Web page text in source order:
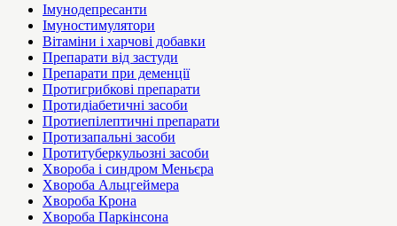
Імунодепресанти
Імуностимулятори
Вітаміни і харчові добавки
Препарати від застуди
Препарати при деменції
Протигрибкові препарати
Протидіабетичні засоби
Протиепілептичні препарати
Протизапальні засоби
Протитуберкульозні засоби
Хвороба і синдром Меньєра
Хвороба Альцгеймера
Хвороба Крона
Хвороба Паркінсона